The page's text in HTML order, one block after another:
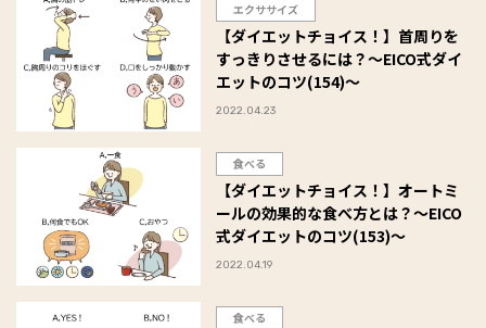
エクササイズ
【ダイエットチョイス！】首周りを
すっきりさせるには？～EICO式ダイ
エットのコツ(154)～
2022.04.23
食べる
【ダイエットチョイス！】オートミ
ールの効果的な食べ方とは？～EICO
式ダイエットのコツ(153)～
2022.04.19
食べる